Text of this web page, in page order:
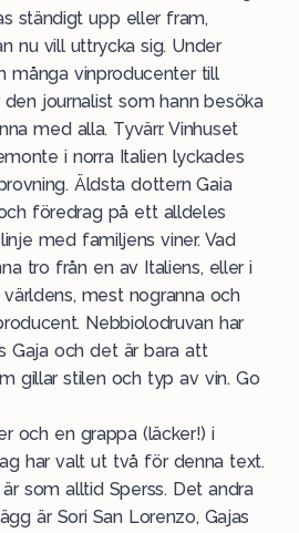
ständigt upp eller fram,
nu vill uttrycka sig. Under
många vinproducenter till
journalist som hann besöka
med alla. Tyvärr. Vinhuset
i norra Italien lyckades
Äldsta dottern Gaia
föredrag på ett alldeles
med familjens viner. Vad
tro från en av Italiens, eller i
mest nogranna och
Nebbiolodruvan har
Gaja och det är bara att
gillar stilen och typ av vin. Go
och en grappa (läcker!) i
har valt ut två för denna text.
som alltid Sperss. Det andra
är Sori San Lorenzo, Gajas